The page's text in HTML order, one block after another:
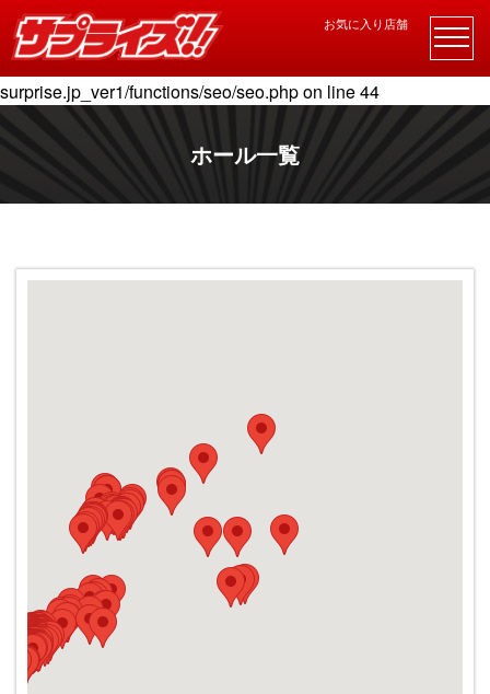
Warning: Undefined variable $description in /home/bstclient3/p-
surprise.jp/public_html/wp-content/themes/p-
surprise.jp_ver1/functions/seo/seo.phpon line44
お気に入り店舗
ホール一覧